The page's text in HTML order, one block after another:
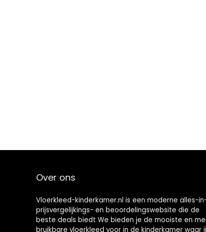
Over ons
Vloerkleed-kinderkamer.nl is een moderne alles-
prijsvergelijkings- en beoordelingswebsite die de
beste deals biedt We bieden je de mooiste en
bruikbare vloerkleed voor in de kinderkamer waar